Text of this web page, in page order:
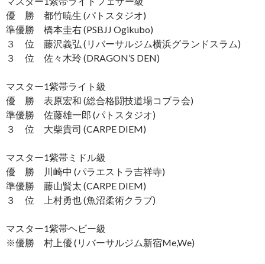
優 勝 都竹暁生 (パトスタジオ)
準優勝 橋本圭右 (PSBJJ Ogikubo)
３ 位 藤沢義弘 (リバーサルジム横浜グランドスラム)
３ 位 佐々木玲 (DRAGON’S DEN)
マスター1紫帯ライト級
優 勝 表原宏和 (総合格闘技道場コブラ会)
準優勝 佐藤雄一郎 (パトスタジオ)
３ 位 大柴貴司 (CARPE DIEM)
マスター1紫帯ミドル級
優 勝 川崎中 (パラエストラ吉祥寺)
準優勝 藤山賢太 (CARPE DIEM)
３ 位 上村勇也 (魚沼柔術クラブ)
マスター1紫帯ヘビー級
※優勝 村上優 (リバーサルジム新宿Me,We)